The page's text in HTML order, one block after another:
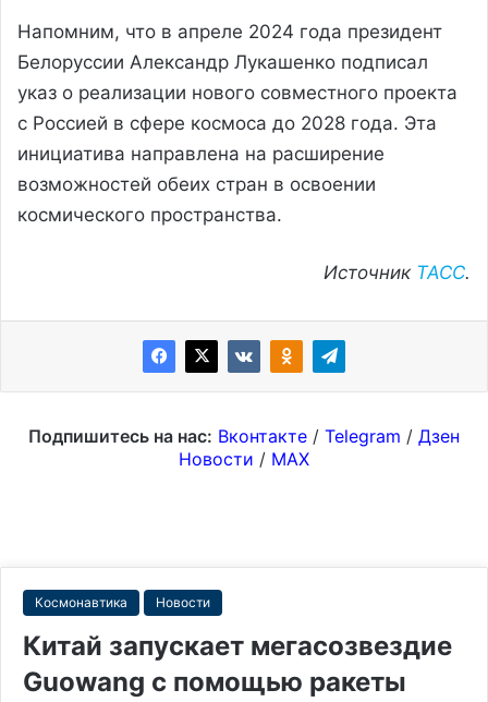
Напомним, что в апреле 2024 года президент
Белоруссии Александр Лукашенко подписал
указ о реализации нового совместного проекта
с Россией в сфере космоса до 2028 года. Эта
инициатива направлена на расширение
возможностей обеих стран в освоении
космического пространства.
Источник ТАСС.
Подпишитесь на нас: Вконтакте / Telegram / Дзен
Новости / MAX